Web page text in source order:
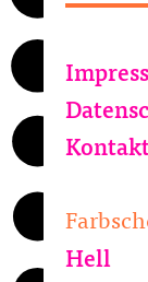
Hell